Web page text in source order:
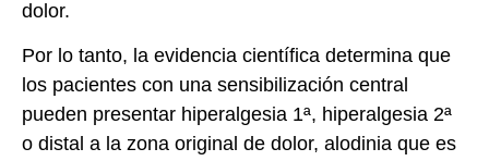
dolor.
Por lo tanto, la evidencia científica determina que
los pacientes con una sensibilización central
pueden presentar hiperalgesia 1ª, hiperalgesia 2ª
o distal a la zona original de dolor, alodinia que es